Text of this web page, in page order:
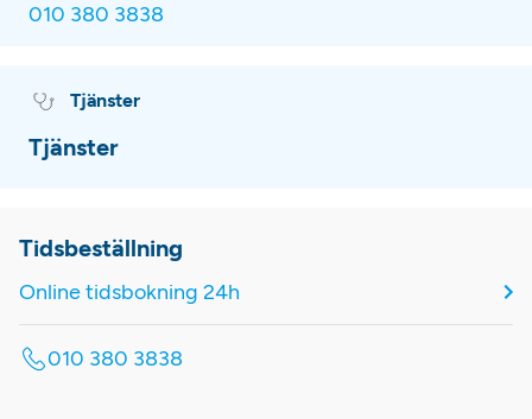
010 380 3838
Tjänster
Tjänster
Tidsbeställning
Online tidsbokning 24h
010 380 3838